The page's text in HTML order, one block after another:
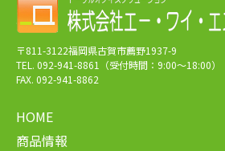
〒811-3122福岡県古賀市薦野1937-9
TEL. 092-941-8861（受付時間：9:00～18:00）
FAX. 092-941-8862
HOME
商品情報